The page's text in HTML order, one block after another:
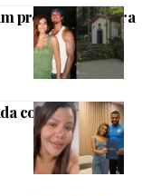
preparativos para
como indireta